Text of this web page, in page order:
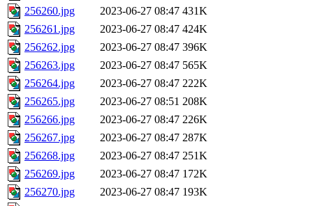
256260.jpg
2023-06-27 08:47 431K
256261.jpg
2023-06-27 08:47 424K
256262.jpg
2023-06-27 08:47 396K
256263.jpg
2023-06-27 08:47 565K
256264.jpg
2023-06-27 08:47 222K
256265.jpg
2023-06-27 08:51 208K
256266.jpg
2023-06-27 08:47 226K
256267.jpg
2023-06-27 08:47 287K
256268.jpg
2023-06-27 08:47 251K
256269.jpg
2023-06-27 08:47 172K
256270.jpg
2023-06-27 08:47 193K